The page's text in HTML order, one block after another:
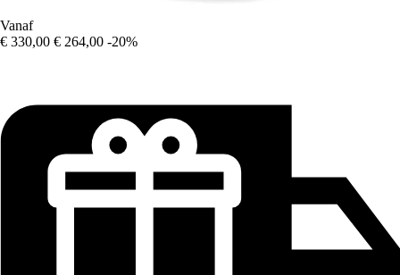
Vanaf
€ 330,00 € 264,00 -20%